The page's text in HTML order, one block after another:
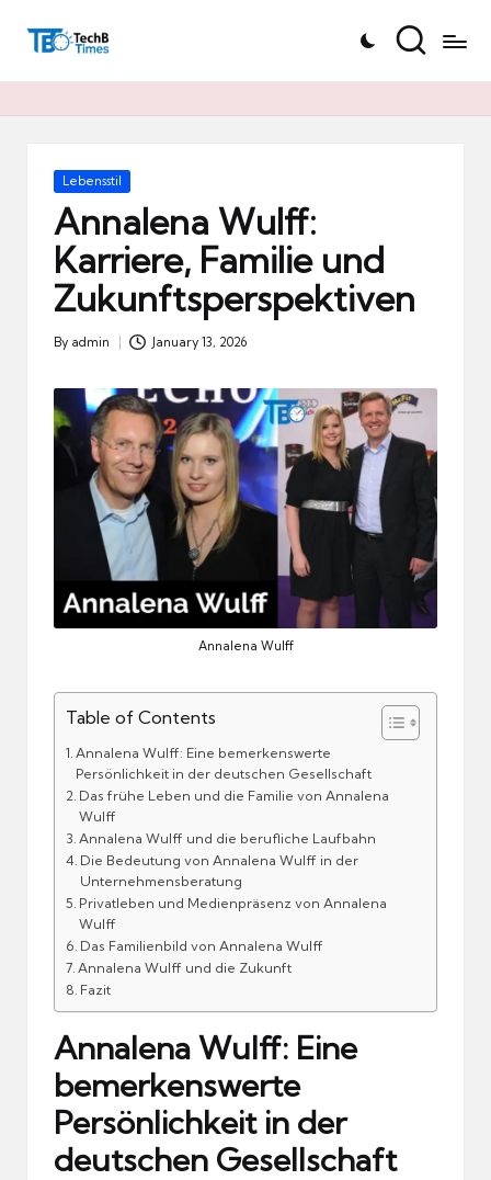
T
h
Posted
Lebensstil
Annalena Wulff:
Karriere, Familie und
Zukunftsperspektiven
Posted
By admin January 13, 2026
Annalena Wulff
Table of Contents
Annalena Wulff: Eine bemerkenswerte
Persönlichkeit in der deutschen Gesellschaft
Das frühe Leben und die Familie von Annalena
Wulff
Annalena Wulff und die berufliche Laufbahn
Die Bedeutung von Annalena Wulff in der
Unternehmensberatung
Privatleben und Medienpräsenz von Annalena
Wulff
Das Familienbild von Annalena Wulff
Annalena Wulff und die Zukunft
Fazit
Annalena Wulff: Eine
bemerkenswerte
Persönlichkeit in der
deutschen Gesellschaft